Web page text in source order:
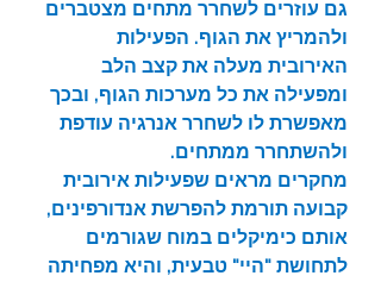
גם עוזרים לשחרר מתחים מצטברים
ולהמריץ את הגוף. הפעילות
האירובית מעלה את קצב הלב
ומפעילה את כל מערכות הגוף, ובכך
מאפשרת לו לשחרר אנרגיה עודפת
ולהשתחרר ממתחים.
מחקרים מראים שפעילות אירובית
קבועה תורמת להפרשת אנדורפינים,
אותם כימיקלים במוח שגורמים
לתחושת "היי" טבעית, והיא מפחיתה